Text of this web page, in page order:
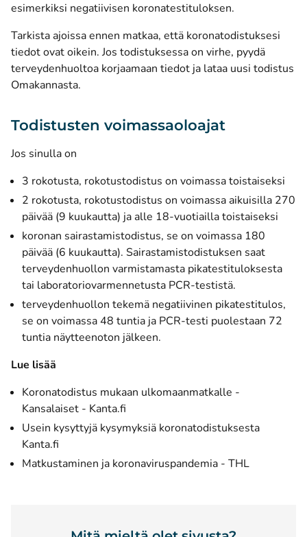
esimerkiksi negatiivisen koronatestituloksen.
Tarkista ajoissa ennen matkaa, että koronatodistuksesi
tiedot ovat oikein. Jos todistuksessa on virhe, pyydä
terveydenhuoltoa korjaamaan tiedot ja lataa uusi todistus
Omakannasta.
Todistusten voimassaoloajat
Jos sinulla on
3 rokotusta, rokotustodistus on voimassa toistaiseksi
2 rokotusta, rokotustodistus on voimassa aikuisilla 270
päivää (9 kuukautta) ja alle 18-vuotiailla toistaiseksi
koronan sairastamistodistus, se on voimassa 180
päivää (6 kuukautta). Sairastamistodistuksen saat
terveydenhuollon varmistamasta pikatestituloksesta
tai laboratoriovarmennetusta PCR-testistä.
terveydenhuollon tekemä negatiivinen pikatestitulos,
se on voimassa 48 tuntia ja PCR-testi puolestaan 72
tuntia näytteenoton jälkeen.
Lue lisää
Koronatodistus mukaan ulkomaanmatkalle -
Kansalaiset - Kanta.fi
Usein kysyttyjä kysymyksiä koronatodistuksesta
Kanta.fi
Matkustaminen ja koronaviruspandemia - THL(avautuu